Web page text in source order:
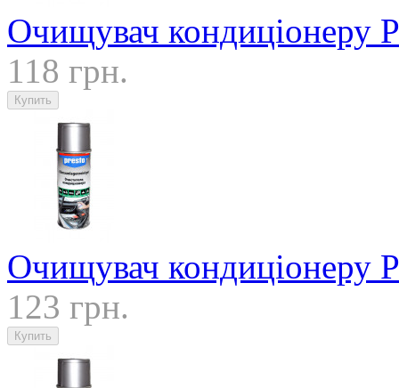
Очищувач кондиціонеру
118 грн.
Очищувач кондиціонеру
123 грн.